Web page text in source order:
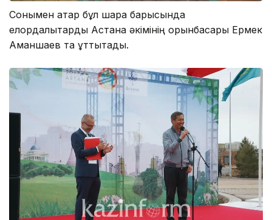
Сонымен қатар бұл шара барысында
елордалықтарды Астана әкімінің орынбасары Ермек
Аманшаев та құттықтады.